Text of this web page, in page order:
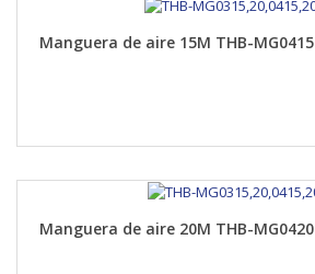
Manguera de aire 15M THB-MG0415
Manguera de aire 20M THB-MG0420